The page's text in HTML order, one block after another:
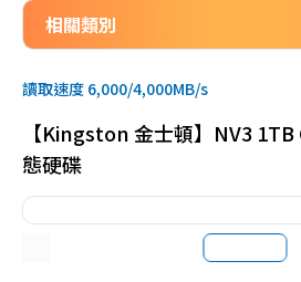
口罩
除濕機
衛生紙
Iphone 17
3C/
筆
電、
機/
電
相關類別
筆電、桌機
電腦零組件
主機板、CPU
主機殼
讀取速度 6,000/4,000MB/s
【Kingston 金士頓】NV3
態硬碟